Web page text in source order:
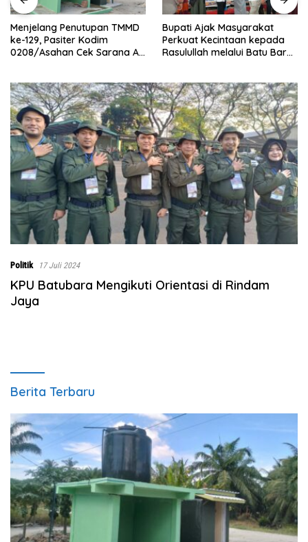
Bupati Ajak Masyarakat
Perkuat Kecintaan kepada
Rasulullah melalui Batu Bara
Abaikan Hari Libur, Pasiter
Kodim 0208/Asahan Kontrol
Renovasi MCK Mushollah Al
Politik 17 Juli 2024
KPU Batubara Mengikuti Orientasi di Rindam
Jaya
Berita Terbaru